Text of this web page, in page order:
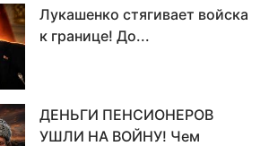
Лукашенко стягивает войска
к границе! До...
ДЕНЬГИ ПЕНСИОНЕРОВ
УШЛИ НА ВОЙНУ! Чем